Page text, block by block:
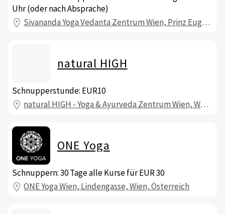
Uhr (oder nach Absprache)
Sivananda Yoga Vedanta Zentrum Wien, Prinz Eugen-Straße, Wien, Österreich
natural HIGH
Schnupperstunde: EUR10
natural HIGH - Yoga & Ayurveda Zentrum Wien, Wurmbrandgasse, Wien, Österreich
ONE Yoga
Schnuppern: 30 Tage alle Kurse für EUR 30
ONE Yoga Wien, Lindengasse, Wien, Österreich